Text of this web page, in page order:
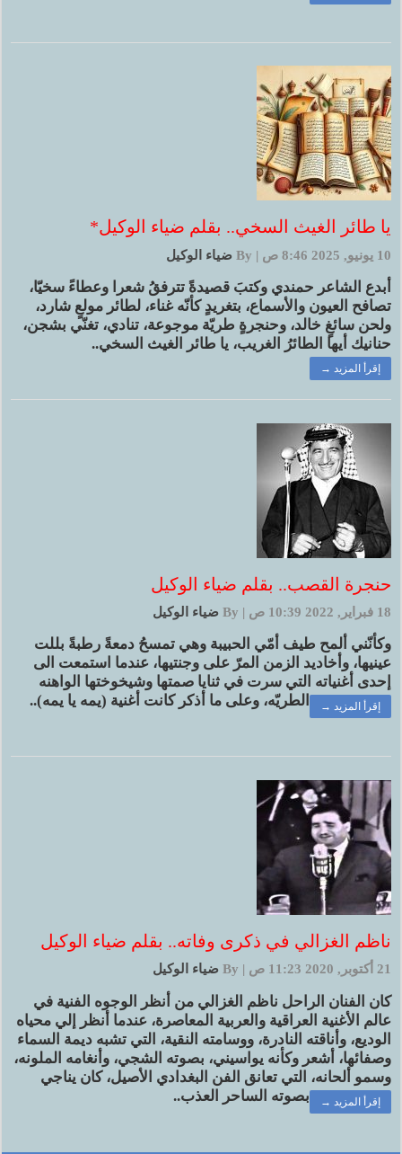
يا طائر الغيث السخي.. بقلم ضياء الوكيل*
10 يونيو, 2025 8:46 ص |
By ضياء الوكيل
أبدع الشاعر حمندي وكتبَ قصيدةً تترفقُ شعرا وعطاءً سخيّا،
تصافح العيون والأسماع، بتغريدٍ كأنّه غناء، لطائر مولعٍ شارد،
ولحن سائغٍ خالد، وحنجرةٍ طريّة موجوعة، تنادي، تغنّي بشجن،
حنانيك أيها الطائرُ الغريب، يا طائر الغيث السخي..
إقرأ المزيد →
حنجرة القصب.. بقلم ضياء الوكيل
18 فبراير, 2022 10:39 ص |
By ضياء الوكيل
وكأنّني ألمح طيف أمّي الحبيبة وهي تمسحُ دمعةً رطبةً بللت
عينيها، وأخاديد الزمن المرّ على وجنتيها، عندما استمعت الى
إحدى أغنياته التي سرت في ثنايا صمتها وشيخوختها الواهنه
الطريّه، وعلى ما أذكر كانت أغنية (يمه يا يمه)..
إقرأ المزيد →
ناظم الغزالي في ذكرى وفاته.. بقلم ضياء الوكيل
21 أكتوبر, 2020 11:23 ص |
By ضياء الوكيل
كان الفنان الراحل ناظم الغزالي من أنظر الوجوه الفنية في
عالم الأغنية العراقية والعربية المعاصرة، عندما أنظر إلي محياه
الوديع، وأناقته النادرة، ووسامته النقية، التي تشبه ديمة السماء
وصفائها، أشعر وكأنه يواسيني، بصوته الشجي، وأنغامه الملونه،
وسمو ألحانه، التي تعانق الفن البغدادي الأصيل، كان يناجي
بصوته الساحر العذب..
إقرأ المزيد →